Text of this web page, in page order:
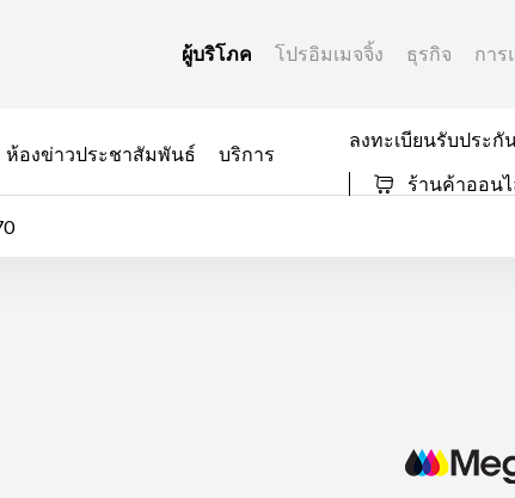
ผู้บริโภค โปรอิมเมจจิ้ง ธุรกิจ การ
ห้องข่าวประชาสัมพันธ์
บริการ
ลงทะเบียนรับประกั
ร้านค้าออน